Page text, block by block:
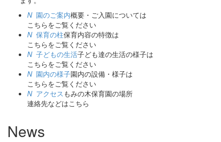
N園のご案内概要・ご入園については
こちらをご覧ください
N保育の柱保育内容の特徴は
こちらをご覧ください
N子どもの生活子ども達の生活の様子は
こちらをご覧ください
N園内の様子園内の設備・様子は
こちらをご覧ください
Nアクセス もみの木保育園の場所
連絡先などはこちら
News